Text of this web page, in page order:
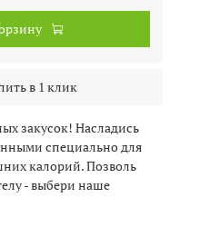
в 1 клик
закусок! Насладись
специально для
калорий. Позволь
- выбери наше